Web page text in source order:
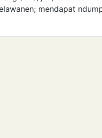
mendapat